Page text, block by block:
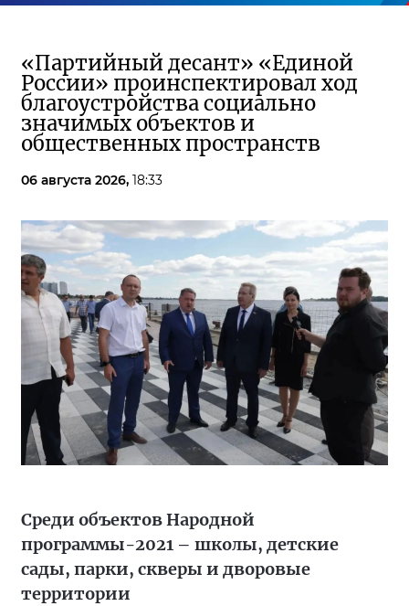
«Партийный десант» «Единой
России» проинспектировал ход
благоустройства социально
значимых объектов и
общественных пространств
06 августа 2026, 18:33
Среди объектов Народной
программы-2021 – школы, детские
сады, парки, скверы и дворовые
территории